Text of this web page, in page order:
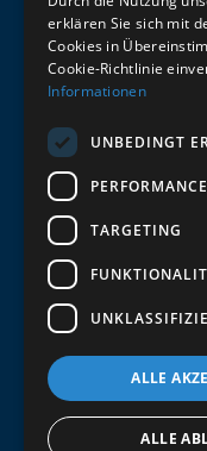
ZUM
Melde dich jetzt zum
erste Bestellung.
Deine Email
Abschicken
German
erklären Sie sich mit
Cookies in
Cookie-Richtlinie
Informationen
UNBEDINGT
PERFORMANCE
TARGETING
ALLE
ALLE